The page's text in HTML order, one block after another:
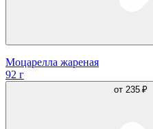
Моцарелла жареная
92 г
от 235 ₽